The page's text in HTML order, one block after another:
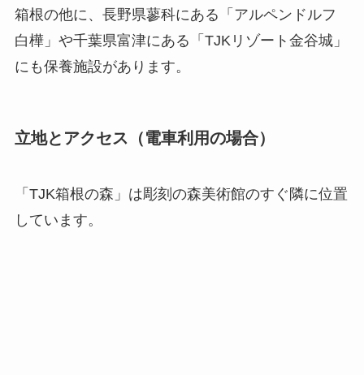
箱根の他に、長野県蓼科にある「アルペンドルフ
白樺」や千葉県富津にある「TJKリゾート金谷城」
にも保養施設があります。
立地とアクセス（電車利用の場合）
「TJK箱根の森」は彫刻の森美術館のすぐ隣に位置
しています。